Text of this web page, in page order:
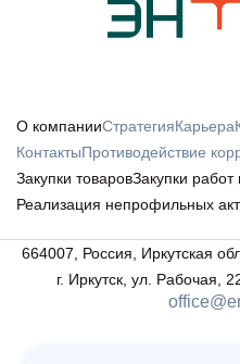
О компанииСтратегияКарьера
КонтактыПротиводействие
Закупки товаровЗакупки работ
Реализация непрофильных
664007, Россия, Иркутская
г. Иркутск, ул. Рабочая,